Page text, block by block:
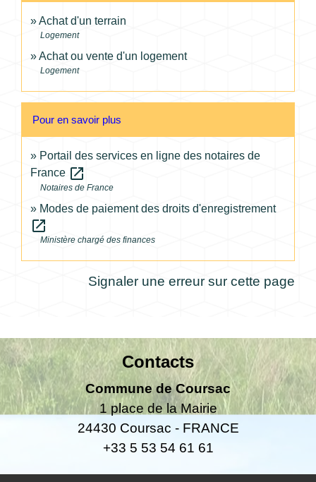
Achat d'un terrain
Logement
Achat ou vente d'un logement
Logement
Pour en savoir plus
Portail des services en ligne des notaires de
France open_in_new
Notaires de France
Modes de paiement des droits d'enregistrement
open_in_new
Ministère chargé des finances
Signaler une erreur sur cette page
Contacts
Commune de Coursac
1 place de la Mairie
24430 Coursac - FRANCE
+33 5 53 54 61 61